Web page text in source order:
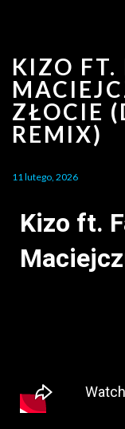
KIZO FT.
ZŁOCIE
REMIX)
11 lutego, 2026
Kizo ft.